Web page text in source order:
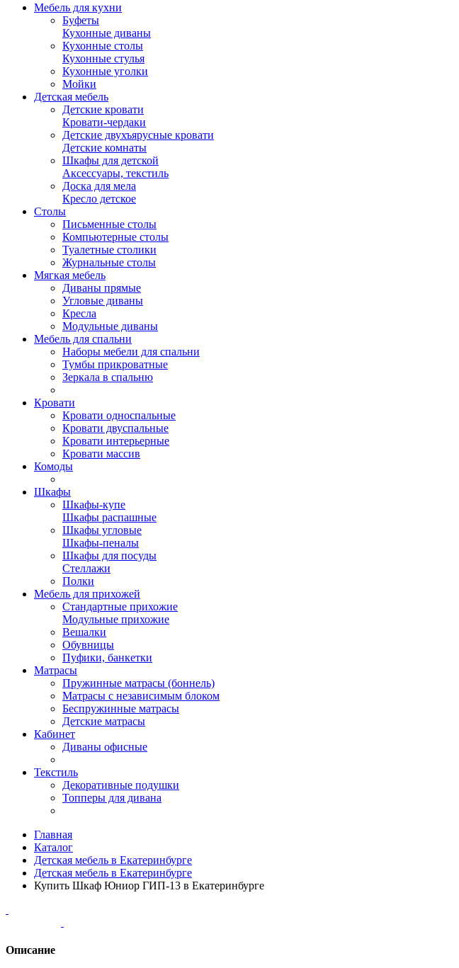
Мебель для кухни
Буфеты
Кухонные диваны
Кухонные столы
Кухонные стулья
Кухонные уголки
Мойки
Детская мебель
Детские кровати
Кровати-чердаки
Детские двухъярусные кровати
Детские комнаты
Шкафы для детской
Аксессуары, текстиль
Доска для мела
Кресло детское
Столы
Письменные столы
Компьютерные столы
Туалетные столики
Журнальные столы
Мягкая мебель
Диваны прямые
Угловые диваны
Кресла
Модульные диваны
Мебель для спальни
Наборы мебели для спальни
Тумбы прикроватные
Зеркала в спальню
Кровати
Кровати односпальные
Кровати двуспальные
Кровати интерьерные
Кровати массив
Комоды
Шкафы
Шкафы-купе
Шкафы распашные
Шкафы угловые
Шкафы-пеналы
Шкафы для посуды
Стеллажи
Полки
Мебель для прихожей
Стандартные прихожие
Модульные прихожие
Вешалки
Обувницы
Пуфики, банкетки
Матрасы
Пружинные матрасы (боннель)
Матрасы с независимым блоком
Беспружинные матрасы
Детские матрасы
Кабинет
Диваны офисные
Текстиль
Декоративные подушки
Топперы для дивана
Главная
Каталог
Детская мебель в Екатеринбурге
Детская мебель в Екатеринбурге
Купить Шкаф Юниор ГИП-13 в Екатеринбурге
Описание